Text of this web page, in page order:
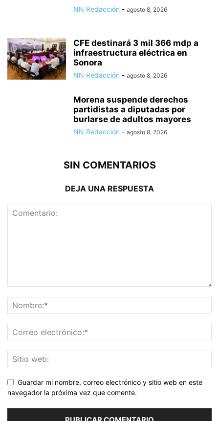
NN Redacción - agosto 8, 2026
CFE destinará 3 mil 366 mdp a
infraestructura eléctrica en
Sonora
NN Redacción - agosto 8, 2026
Morena suspende derechos
partidistas a diputadas por
burlarse de adultos mayores
NN Redacción - agosto 8, 2026
SIN COMENTARIOS
DEJA UNA RESPUESTA
Guardar mi nombre, correo electrónico y sitio web en este
navegador la próxima vez que comente.